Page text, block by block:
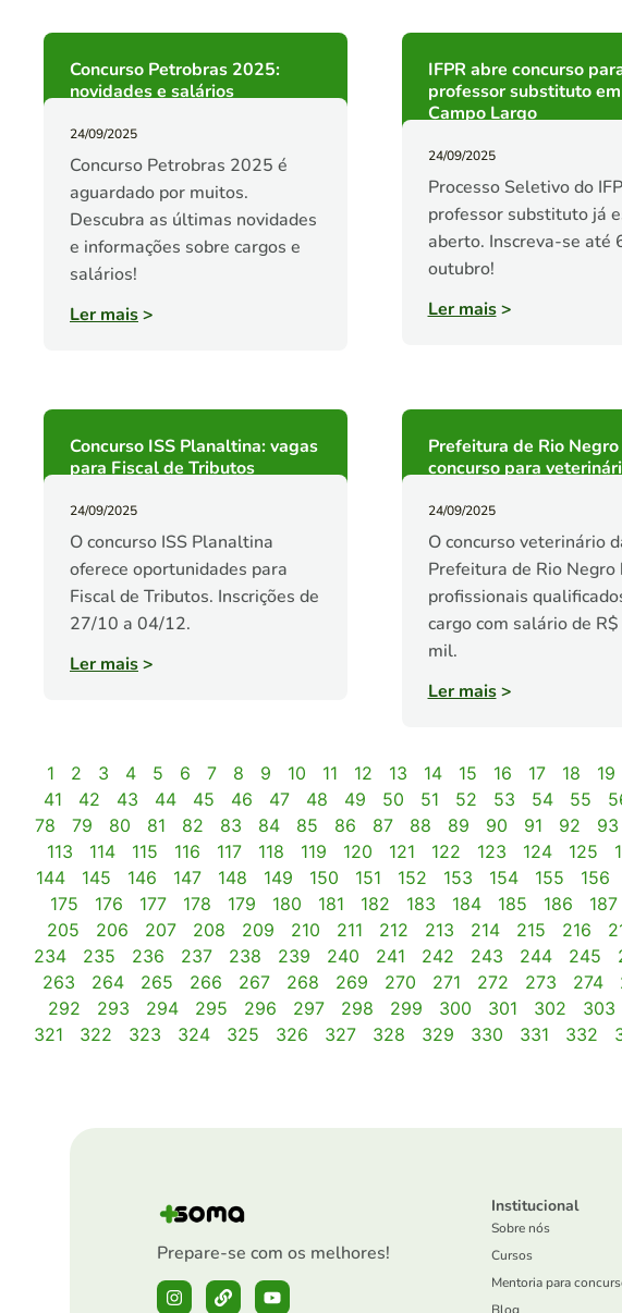
Concurso Petrobras 2025:
novidades e salários
24/09/2025
Concurso Petrobras 2025 é
aguardado por muitos.
Descubra as últimas novidades
e informações sobre cargos e
salários!
Ler mais>
IFPR abre concurso
professor substituto em
Campo Largo
24/09/2025
Processo Seletivo do
professor substituto já
aberto. Inscreva-se até
outubro!
Ler mais>
Concurso ISS Planaltina: vagas
para Fiscal de Tributos
24/09/2025
O concurso ISS Planaltina
oferece oportunidades para
Fiscal de Tributos. Inscrições de
27/10 a 04/12.
Ler mais>
Prefeitura de Rio
concurso para
24/09/2025
O concurso veterinário
Prefeitura de Rio Negro
profissionais
cargo com salário de
mil.
Ler mais>
1 2 3 4 5 6 7 8 9 10 11 12 13 14 15 16 17 18 19
41
42 43 44 45 46 47 48 49 50 51 52 53 54 55
78
79 80 81 82 83 84 85 86 87 88 89 90 91 92 93
113
114 115 116 117 118 119 120 121 122 123 124 125
144
145 146 147 148 149 150 151 152 153 154 155 156
175
176 177 178 179 180 181 182 183 184 185 186 187
205
206 207 208 209 210 211 212 213 214 215 216
234
235 236 237 238 239 240 241 242 243 244 245
263
264 265 266 267 268 269 270 271 272 273 274
292
293 294 295 296 297 298 299 300 301 302 303
321
322 323 324 325 326 327 328 329 330 331 332
Prepare-se com os melhores!
Institucional
Sobre nós
Cursos
Mentoria para